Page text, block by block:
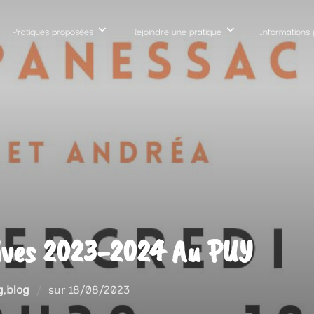
Pratiques proposées Rejoindre une pratique Informations
2023-2024 Au PUY
,blog sur Publié
le
18/08/2023